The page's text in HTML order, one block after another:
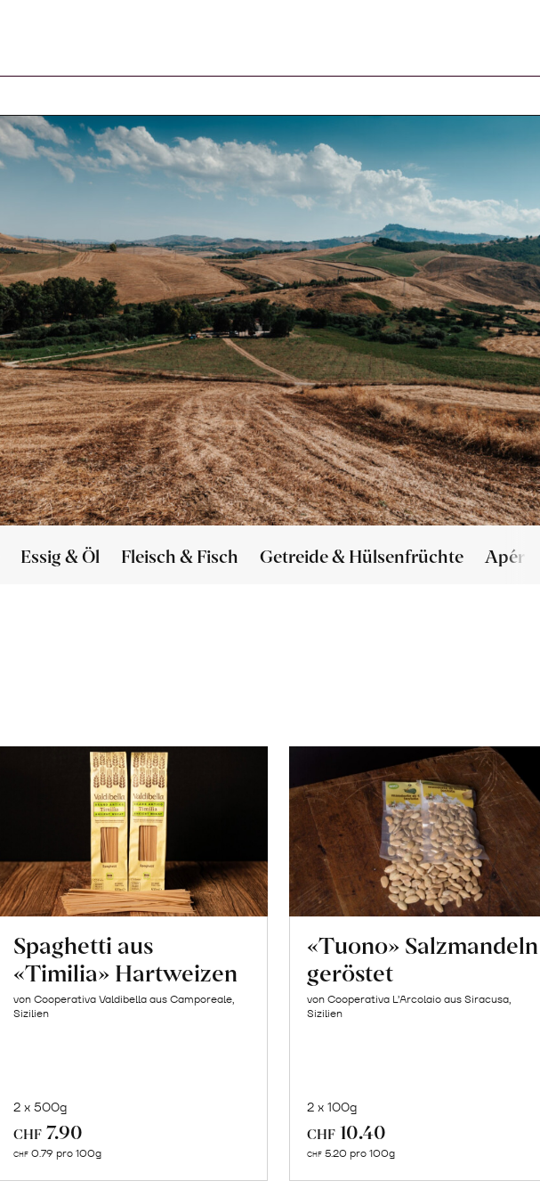
Essig & Öl Fleisch & Fisch Getreide & Hülsenfrüchte Apéro
Spaghetti aus
«Timilia» Hartweizen
von Cooperativa Valdibella aus Camporeale,
Sizilien
2 x 500g
CHF 7.90
CHF 0.79 pro 100g
«Tuono» Salzmandeln
geröstet
von Cooperativa L’Arcolaio aus Siracusa,
Sizilien
2 x 100g
CHF 10.40
CHF 5.20 pro 100g